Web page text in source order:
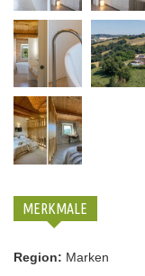
MERKMALE
Region: Marken